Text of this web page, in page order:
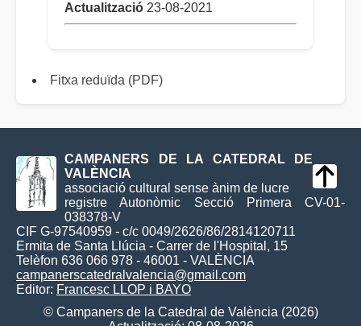
Actualització 23-08-2021
Fitxa reduïda (PDF)
CAMPANERS DE LA CATEDRAL DE
VALÈNCIA
associació cultural sense ànim de lucre
registre Autonòmic Secció Primera CV-01-
038378-V
CIF G-97540959 - c/c 0049/2626/86/2814120711
Ermita de Santa Llúcia - Carrer de l'Hospital, 15
Telèfon 636 066 978 - 46001 - VALÈNCIA
campanerscatedralvalencia@gmail.com
Editor: Francesc LLOP i BAYO
© Campaners de la Catedral de València (2026)